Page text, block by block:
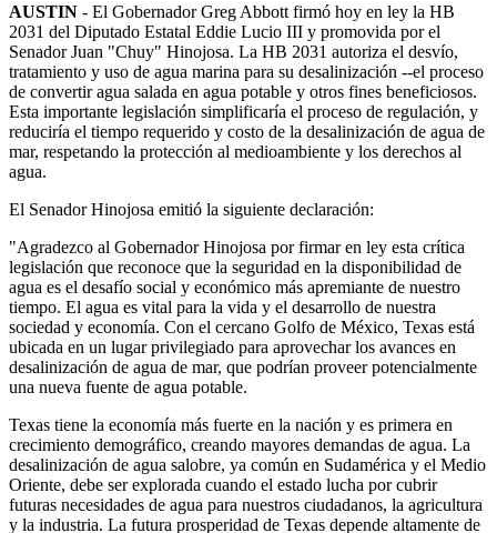
AUSTIN - El Gobernador Greg Abbott firmó hoy en ley la HB
2031 del Diputado Estatal Eddie Lucio III y promovida por el
Senador Juan "Chuy" Hinojosa. La HB 2031 autoriza el desvío,
tratamiento y uso de agua marina para su desalinización --el proceso
de convertir agua salada en agua potable y otros fines beneficiosos.
Esta importante legislación simplificaría el proceso de regulación, y
reduciría el tiempo requerido y costo de la desalinización de agua de
mar, respetando la protección al medioambiente y los derechos al
agua.
El Senador Hinojosa emitió la siguiente declaración:
"Agradezco al Gobernador Hinojosa por firmar en ley esta crítica
legislación que reconoce que la seguridad en la disponibilidad de
agua es el desafío social y económico más apremiante de nuestro
tiempo. El agua es vital para la vida y el desarrollo de nuestra
sociedad y economía. Con el cercano Golfo de México, Texas está
ubicada en un lugar privilegiado para aprovechar los avances en
desalinización de agua de mar, que podrían proveer potencialmente
una nueva fuente de agua potable.
Texas tiene la economía más fuerte en la nación y es primera en
crecimiento demográfico, creando mayores demandas de agua. La
desalinización de agua salobre, ya común en Sudamérica y el Medio
Oriente, debe ser explorada cuando el estado lucha por cubrir
futuras necesidades de agua para nuestros ciudadanos, la agricultura
y la industria. La futura prosperidad de Texas depende altamente de